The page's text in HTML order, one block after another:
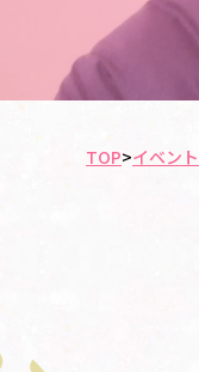
TOP>イベント